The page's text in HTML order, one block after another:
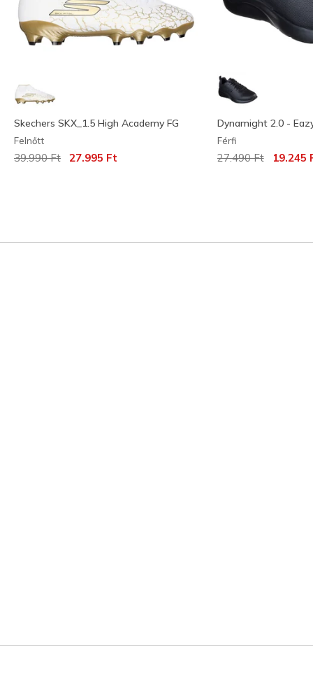
Skechers SKX_1.5 High Academy FG
Felnőtt
Az ár a következőhöz képest csökkent:
39.990 Ft címzett:
27.995 Ft
Dynamight 2.0 -
Férfi
Az ár a
27.490 Ftcímzett:
19.245